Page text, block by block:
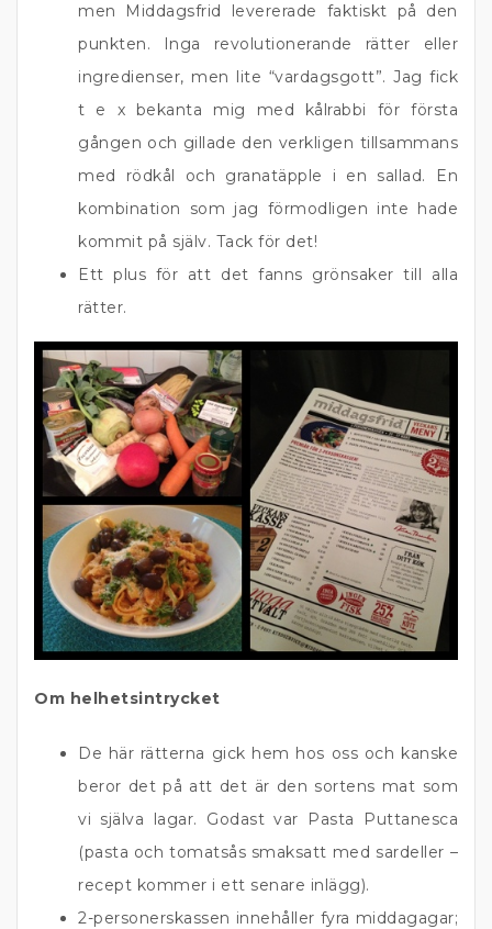
men Middagsfrid levererade faktiskt på den
punkten. Inga revolutionerande rätter eller
ingredienser, men lite “vardagsgott”. Jag fick
t e x bekanta mig med kålrabbi för första
gången och gillade den verkligen tillsammans
med rödkål och granatäpple i en sallad. En
kombination som jag förmodligen inte hade
kommit på själv. Tack för det!
Ett plus för att det fanns grönsaker till alla
rätter.
Om helhetsintrycket
De här rätterna gick hem hos oss och kanske
beror det på att det är den sortens mat som
vi själva lagar. Godast var Pasta Puttanesca
(pasta och tomatsås smaksatt med sardeller –
recept kommer i ett senare inlägg).
2-personerskassen innehåller fyra middagagar;